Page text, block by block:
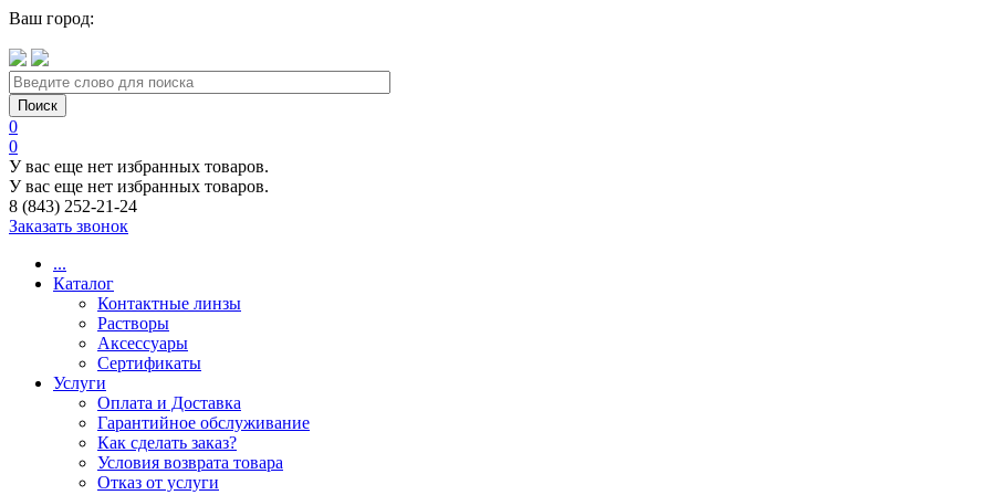
Ваш город:
0
0
У вас еще нет избранных товаров.
У вас еще нет избранных товаров.
8 (843) 252-21-24
Заказать звонок
...
Каталог
Контактные линзы
Растворы
Аксессуары
Сертификаты
Услуги
Оплата и Доставка
Гарантийное обслуживание
Как сделать заказ?
Условия возврата товара
Отказ от услуги